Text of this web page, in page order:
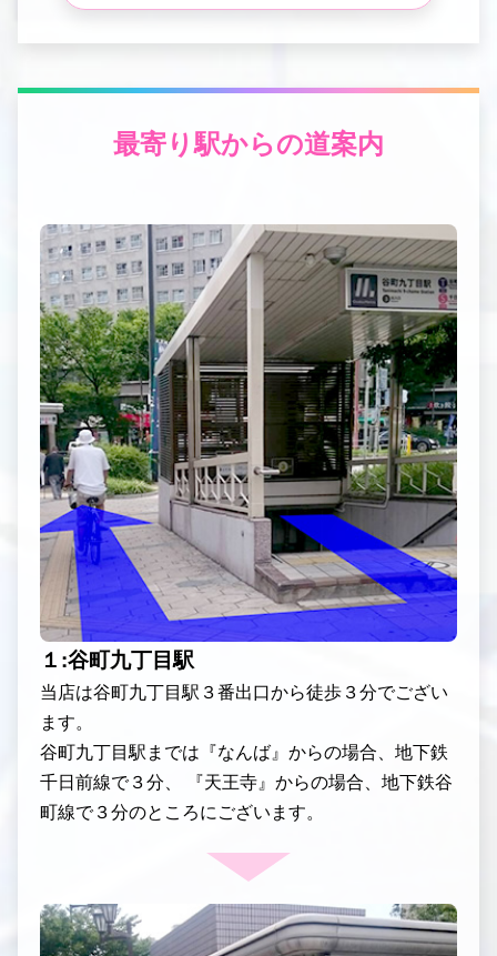
最寄り駅からの道案内
１:谷町九丁目駅
当店は谷町九丁目駅３番出口から徒歩３分でござい
ます。
谷町九丁目駅までは『なんば』からの場合、地下鉄
千日前線で３分、 『天王寺』からの場合、地下鉄谷
町線で３分のところにございます。